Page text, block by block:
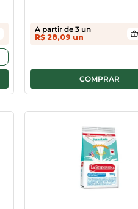
A partir de3 un
R$ 28,09 un